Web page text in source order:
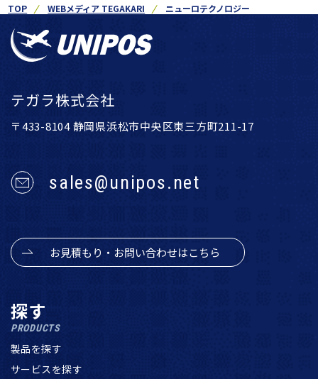
TOP WEBメディア TEGAKARI ニューロテクノロジー
テガラ株式会社
〒433-8104 静岡県浜松市中央区東三方町211-17
sales@unipos.net
お見積もり・お問い合わせはこちら
探す
PRODUCTS
製品を探す
サービスを探す